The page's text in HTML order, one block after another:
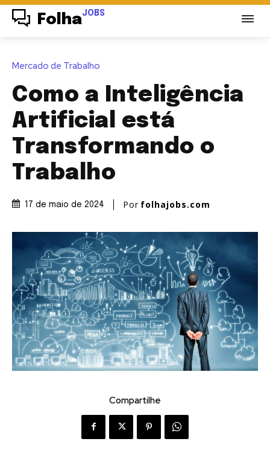
FolhaJOBS
Mercado de Trabalho
Como a Inteligência
Artificial está
Transformando o
Trabalho
17 de maio de 2024 Por folhajobs.com
Compartilhe